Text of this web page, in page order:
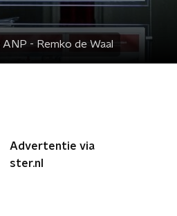
ANP - Remko de Waal
Advertentie via
ster.nl